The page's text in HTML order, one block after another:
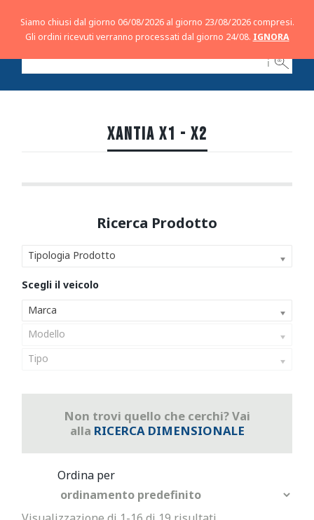
ℹ
XANTIA X1 - X2
Tipologia Prodotto
Marca
Modello
Tipo
Non trovi quello che cerchi? Vai
alla RICERCA DIMENSIONALE
Siamo chiusi dal giorno 06/08/2026 al giorno 23/08/2026 compresi.
Gli ordini ricevuti verranno processati dal giorno 24/08. IGNORA